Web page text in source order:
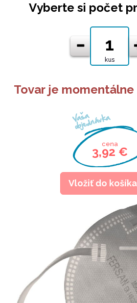
Vyberte si počet
kus
Tovar je
Vaša
objednávka
cena
3,92 €
Vložiť do košíka